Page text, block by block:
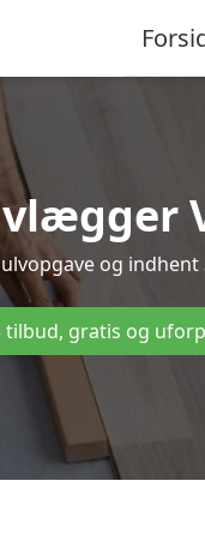
og
tilbud, gratis og